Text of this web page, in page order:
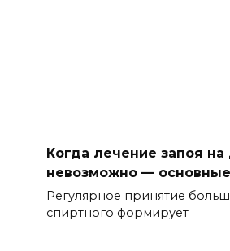
Когда лечение запоя
невозможно —
Регулярное принятие
спиртного формирует